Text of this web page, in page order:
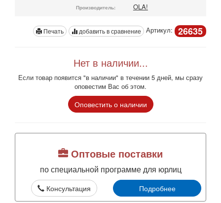
Производитель: OLA!
Печать добавить в сравнение Артикул: 26635
Нет в наличии...
Если товар появится "в наличии" в течении 5 дней, мы сразу
оповестим Вас об этом.
Оповестить о наличии
Оптовые поставки
по специальной программе для юрлиц
Консультация Подробнее